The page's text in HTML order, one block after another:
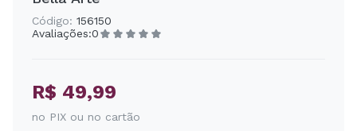
Código: 156150
Avaliações:0
R$ 49,99
no PIX ou no cartão